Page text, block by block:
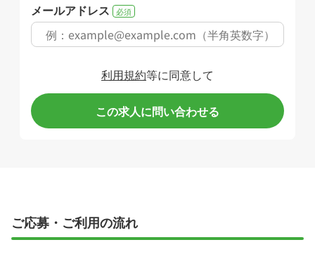
メールアドレス 必須
利用規約等に同意して
この求人に問い合わせる
ご応募・ご利用の流れ